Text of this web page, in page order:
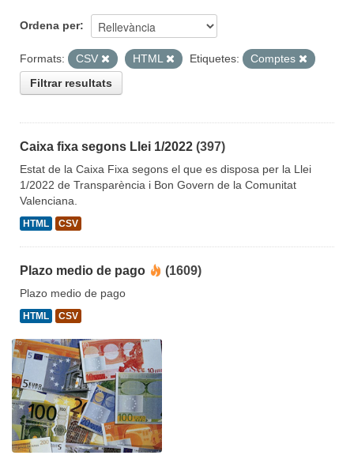
Ordena per
Formats: CSV HTML Etiquetes:
Comptes
Filtrar resultats
Caixa fixa segons Llei 1/2022 (397)
Estat de la Caixa Fixa segons el que es disposa per la Llei
1/2022 de Transparència i Bon Govern de la Comunitat
Valenciana.
HTML CSV
Plazo medio de pago (1609)
Plazo medio de pago
HTML CSV